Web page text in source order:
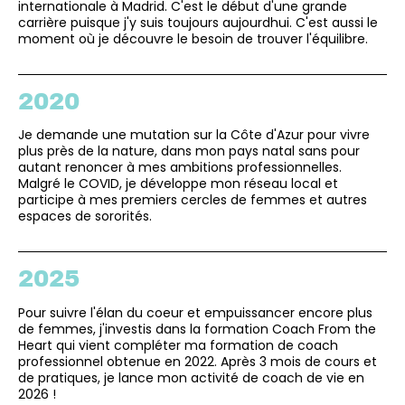
internationale à Madrid. C'est le début d'une grande
carrière puisque j'y suis toujours aujourdhui. C'est aussi le
moment où je découvre le besoin de trouver l'équilibre.
2020
Je demande une mutation sur la Côte d'Azur pour vivre
plus près de la nature, dans mon pays natal sans pour
autant renoncer à mes ambitions professionnelles.
Malgré le COVID, je développe mon réseau local et
participe à mes premiers cercles de femmes et autres
espaces de sororités.
2025
Pour suivre l'élan du coeur et empuissancer encore plus
de femmes, j'investis dans la formation Coach From the
Heart qui vient compléter ma formation de coach
professionnel obtenue en 2022. Après 3 mois de cours et
de pratiques, je lance mon activité de coach de vie en
2026 !